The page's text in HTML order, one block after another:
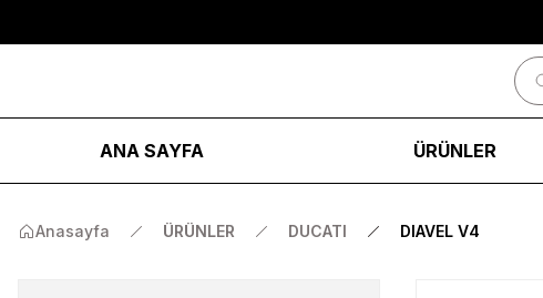
ANA SAYFA ÜRÜNLER
Anasayfa ÜRÜNLER DUCATI DIAVEL V4